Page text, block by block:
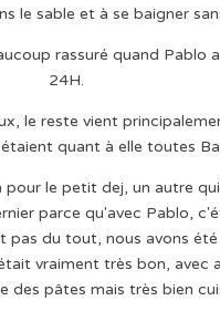
le sable et à se baigner
rassuré quand Pablo
24H.
le reste vient
quant à elle toutes
le petit dej, un autre
parce qu'avec Pablo,
du tout, nous avons
vraiment très bon, avec
pâtes mais très bien